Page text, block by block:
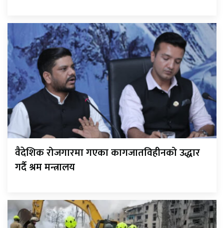
वैदेशिक रोजगारमा गएका कागजातविहीनको उद्धार
गर्दै श्रम मन्त्रालय